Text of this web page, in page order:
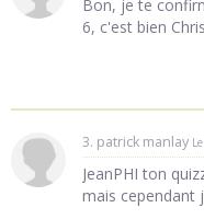
Bon, je te
6, c'est bien
3. patrick manlay
JeanPHI ton
mais cependant